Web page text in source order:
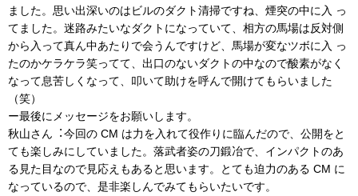
ました。思い出深いのはビルのダクト清掃ですね、煙突の中に入 っ
てました。迷路みたいなダクトになっていて、相方の馬場は反対側
から入って真ん中あたりで会うんですけど、馬場が変なツボに入 っ
たのかケラケラ笑ってて、出口のないダクトの中なので酸素がなく
なって息苦しくなって、叩いて助けを呼んで開けてもらいました
（笑）
ー最後にメッセージをお願いします。
秋山さん︓今回の CM は力を入れて役作りに臨んだので、公開をと
ても楽しみにしていました。落武者姿の刀鍛冶で、インパクトのあ
る見た目なので見応えもあると思います。とても迫力のある CM に
なっているので、是非楽しんでみてもらいたいです。